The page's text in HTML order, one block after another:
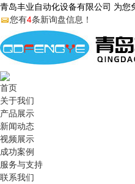
青岛丰业自动化设备有限公司 为您
您有4条新询盘信息！
首页
关于我们
产品展示
新闻动态
视频展示
成功案例
服务与支持
联系我们